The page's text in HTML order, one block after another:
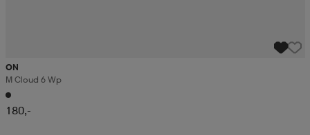
ON
M Cloud 6 Wp
180,-